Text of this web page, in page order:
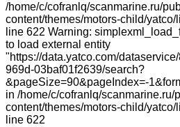
/home/c/cofranlq/scanmarine.ru/
content/themes/motors-child/
line 622 Warning:
to load external entity
"https://data.yatco.com/
969d-03baf01f2639/search?
&pageSize=90&pageIndex=-
in /home/c/cofranlq/scanmarine.ru/
content/themes/motors-child/
line 622